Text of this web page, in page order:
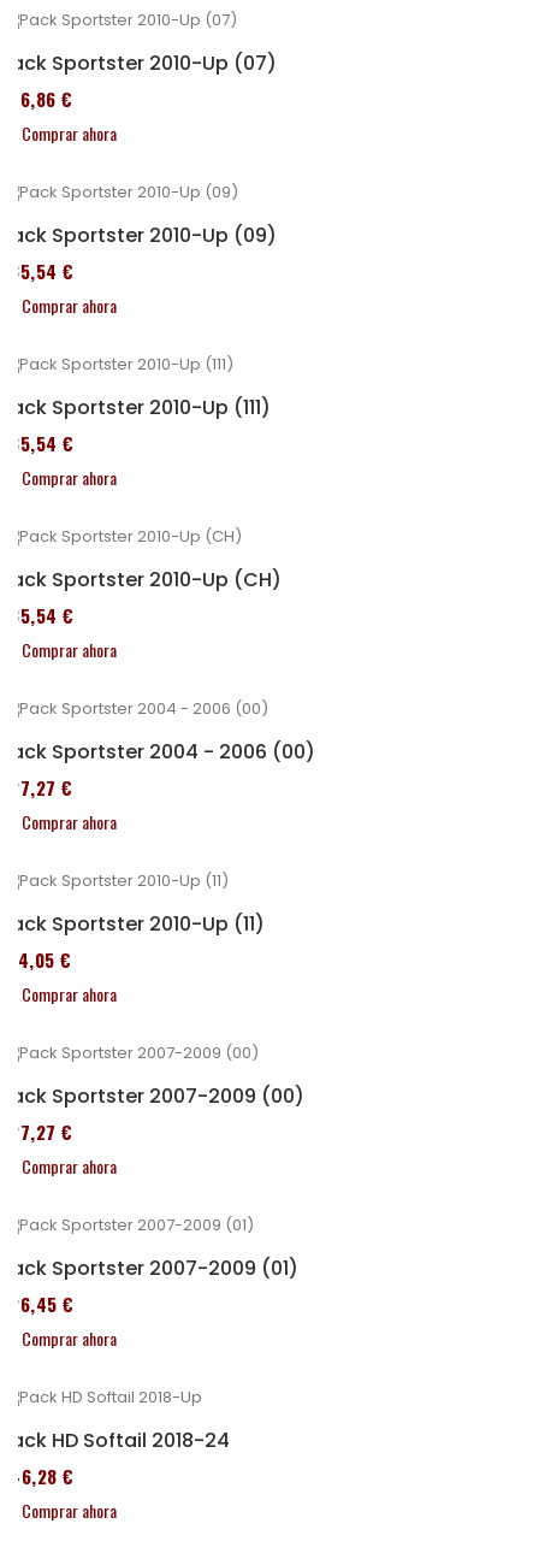
Pack Sportster 2010-Up (07)
276,86 €
Comprar ahora
Pack Sportster 2010-Up (09)
235,54 €
Comprar ahora
Pack Sportster 2010-Up (111)
235,54 €
Comprar ahora
Pack Sportster 2010-Up (CH)
235,54 €
Comprar ahora
Pack Sportster 2004 - 2006 (00)
227,27 €
Comprar ahora
Pack Sportster 2010-Up (11)
314,05 €
Comprar ahora
Pack Sportster 2007-2009 (00)
227,27 €
Comprar ahora
Pack Sportster 2007-2009 (01)
326,45 €
Comprar ahora
Pack HD Softail 2018-24
246,28 €
Comprar ahora